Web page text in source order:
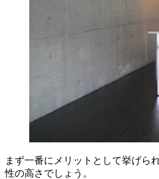
まず一番にメリットとして挙げら
性の高さでしょう。